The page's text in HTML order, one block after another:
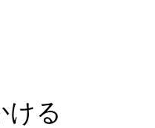
ける